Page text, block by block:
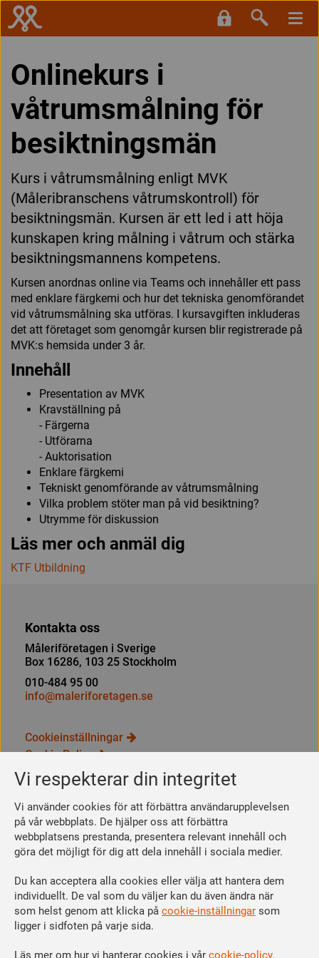
Vi respekterar din integritet
Vi använder cookies för att förbättra användarupplevelsen
på vår webbplats. De hjälper oss att förbättra
webbplatsens prestanda, presentera relevant innehåll och
göra det möjligt för dig att dela innehåll i sociala medier.
Du kan acceptera alla cookies eller välja att hantera dem
individuellt. De val som du väljer kan du även ändra när
som helst genom att klicka på cookie-inställningar som
ligger i sidfoten på varje sida.
Läs mer om hur vi hanterar cookies i vår cookie-policy.
Onlinekurs i
våtrumsmålning för
besiktningsmän
Kurs i våtrumsmålning enligt MVK
(Måleribranschens våtrumskontroll) för
besiktningsmän. Kursen är ett led i att höja
kunskapen kring målning i våtrum och stärka
besiktningsmannens kompetens.
Kursen anordnas online via Teams och innehåller ett pass
med enklare färgkemi och hur det tekniska genomförandet
vid våtrumsmålning ska utföras. I kursavgiften inkluderas
det att företaget som genomgår kursen blir registrerade på
MVK:s hemsida under 3 år.
Innehåll
Presentation av MVK
Kravställning på
- Färgerna
- Utförarna
- Auktorisation
Enklare färgkemi
Tekniskt genomförande av våtrumsmålning
Vilka problem stöter man på vid besiktning?
Utrymme för diskussion
Läs mer och anmäl dig
KTF Utbildning
Kontakta oss
Måleriföretagen i Sverige
Box 16286, 103 25 Stockholm
010-484 95 00
info@maleriforetagen.se
Cookieinställningar
Cookie Policy
Integritetspolicy
Bli medlem
Så här blir du medlem
Se dina förmåner
Räkna ut din medlemsavgift
Följ oss
Facebook
Linkedin